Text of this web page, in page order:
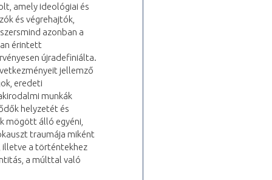
amely ideológiai és
és végrehajtók,
azonban a
érintett
újradefiniálta.
jellemző
eredeti
munkák
helyzetét és
mögött álló egyéni,
traumája miként
illetve a történtekhez
a múlttal való